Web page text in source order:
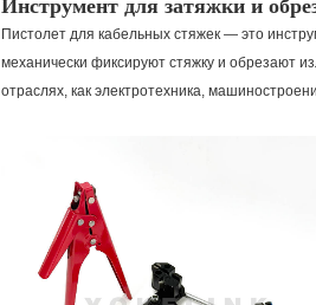
Инструмент для затяжки и
Пистолет для кабельных стяжек — это
механически фиксируют стяжку и обрезают
отраслях, как электротехника,